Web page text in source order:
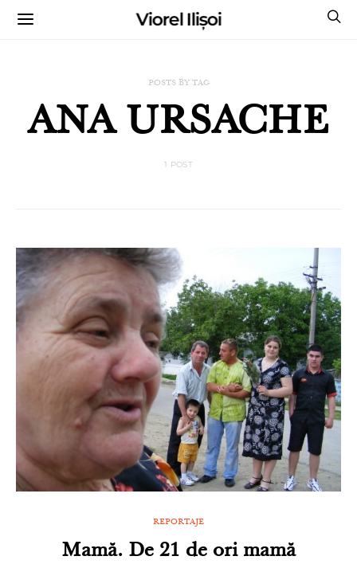
Viorel Ilișoi
POSTS BY TAG
ANA URSACHE
1 POST
REPORTAJE
Mamă. De 21 de ori mamă
CUMPĂRĂ CĂRȚILE MELE CU AUTOGRAF